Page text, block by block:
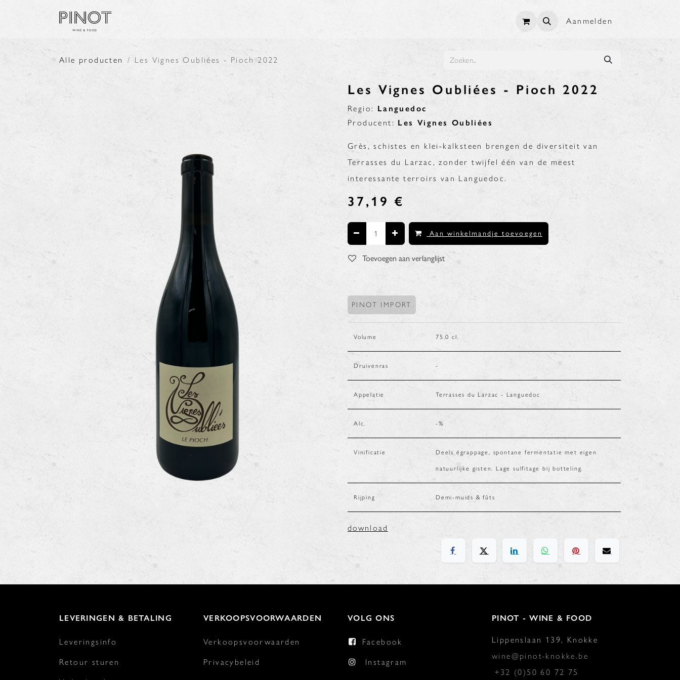
Aanmelden
Alle producten Les Vignes Oubliées - Pioch 2022
Les Vignes Oubliées - Pioch 2022
Regio: Languedoc
Producent: Les Vignes Oubliées
Grès, schistes en klei-kalksteen brengen de diversiteit van
Terrasses du Larzac, zonder twijfel één van de meest
interessante terroirs van Languedoc.
37,19 €
Aan winkelmandje toevoegen
Toevoegen aan verlanglijst
PINOT IMPORT
Volume 75.0 cl.
Druivenras -
Appelatie Terrasses du Larzac - Languedoc
Alc. -%
Vinificatie Deels égrappage, spontane fermentatie met eigen
natuurlijke gisten. Lage sulfitage bij botteling.
Rijping Demi-muids & fûts
download
LEVERINGEN & BETALING
Leveringsinfo
Retour sturen
VERKOOPSVOORWAARDEN
Verkoopsvoorwaarden
Privacybeleid
VOLG ONS
Facebook
Instagram
PINOT - WINE & FOOD
Lippenslaan 139, Knokke
wine@pinot-knokke.be
+32 (0)50 60 72 75